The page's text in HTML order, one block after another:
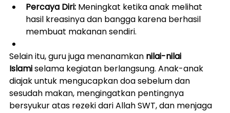
Percaya Diri: Meningkat ketika anak melihat
hasil kreasinya dan bangga karena berhasil
membuat makanan sendiri.
Selain itu, guru juga menanamkan nilai-nilai
Islami selama kegiatan berlangsung. Anak-anak
diajak untuk mengucapkan doa sebelum dan
sesudah makan, mengingatkan pentingnya
bersyukur atas rezeki dari Allah SWT, dan menjaga